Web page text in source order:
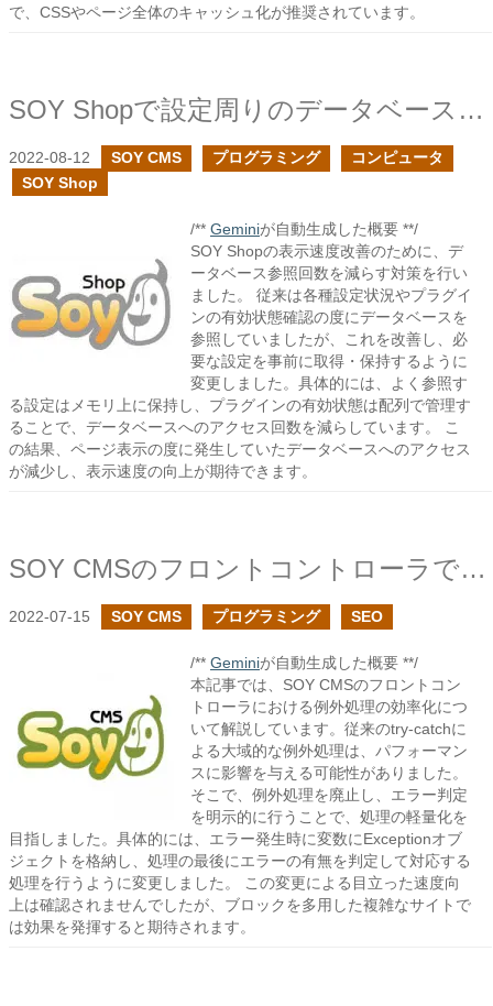
で、CSSやページ全体のキャッシュ化が推奨されています。
SOY Shopで設定周りのデータベース参照回数を減らし表示速度を改善
2022-08-12 SOY CMS プログラミング
コンピュータ
SOY Shop
/** Geminiが自動生成した概要 **/
SOY Shopの表示速度改善のために、デ
ータベース参照回数を減らす対策を行い
ました。 従来は各種設定状況やプラグイ
ンの有効状態確認の度にデータベースを
参照していましたが、これを改善し、必
要な設定を事前に取得・保持するように
変更しました。具体的には、よく参照す
る設定はメモリ上に保持し、プラグインの有効状態は配列で管理す
ることで、データベースへのアクセス回数を減らしています。 こ
の結果、ページ表示の度に発生していたデータベースへのアクセス
が減少し、表示速度の向上が期待できます。
SOY CMSのフロントコントローラで例外処理の大幅な削減
2022-07-15 SOY CMS プログラミング SEO
/** Geminiが自動生成した概要 **/
本記事では、SOY CMSのフロントコン
トローラにおける例外処理の効率化につ
いて解説しています。従来のtry-catchに
よる大域的な例外処理は、パフォーマン
スに影響を与える可能性がありました。
そこで、例外処理を廃止し、エラー判定
を明示的に行うことで、処理の軽量化を
目指しました。具体的には、エラー発生時に変数にExceptionオブ
ジェクトを格納し、処理の最後にエラーの有無を判定して対応する
処理を行うように変更しました。 この変更による目立った速度向
上は確認されませんでしたが、ブロックを多用した複雑なサイトで
は効果を発揮すると期待されます。